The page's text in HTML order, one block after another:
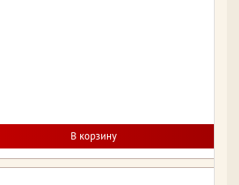
В корзину